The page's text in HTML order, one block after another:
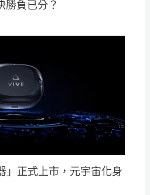
勝負已分？
」正式上市，元宇宙化身